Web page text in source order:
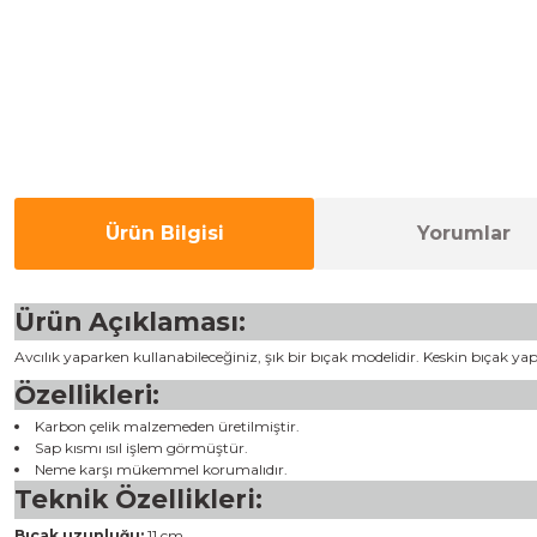
Ürün Bilgisi Yorumlar
Ürün Açıklaması:
Avcılık yaparken kullanabileceğiniz, şık bir bıçak modelidir. Keskin bıçak
Özellikleri:
Karbon çelik malzemeden üretilmiştir.
Sap kısmı ısıl işlem görmüştür.
Neme karşı mükemmel korumalıdır.
Teknik Özellikleri: